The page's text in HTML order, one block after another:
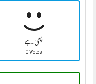
اچھی ہے
0 Votes